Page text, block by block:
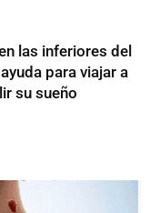
las inferiores del
para viajar a
su sueño